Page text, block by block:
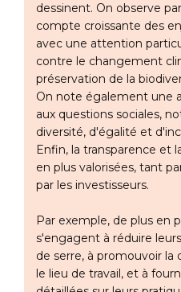
dessinent. On observe
compte croissante des
avec une attention
contre le changement
préservation de la
On note également une
aux questions sociales,
diversité, d'égalité et
Enfin, la transparence et
en plus valorisées, tant
par les investisseurs.
Par exemple, de plus en
s'engagent à réduire
de serre, à promouvoir la
le lieu de travail, et à